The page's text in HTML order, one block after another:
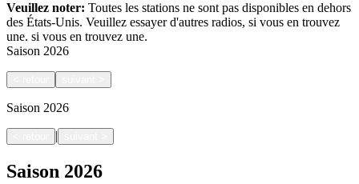
Veuillez noter: Toutes les stations ne sont pas disponibles en dehors
des États-Unis. Veuillez essayer d'autres radios, si vous en trouvez
une. si vous en trouvez une.
Saison 2026
Saison 2026
|
Saison 2026